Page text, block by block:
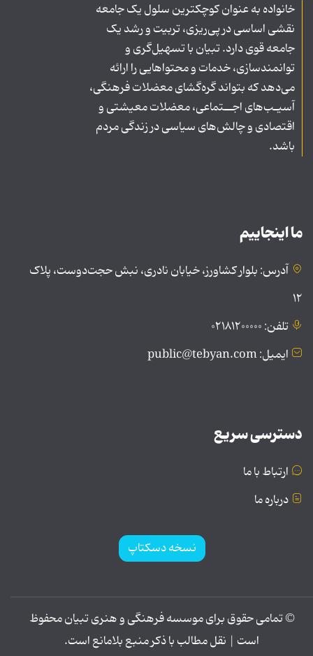
خانواده به عنوان کوچکترین سلول یک جامعه
نقشی اساسی در پی‌ریزی، تربیت و رشد یک
جامعه قوی دارد. تبیان با تسهیل‌گری و
توانمندسازی، خدمات و محتواهایی را ارائه
می‌دهد که بتواند گره‌گشای معضلات فرهنگی،
آسیـب‌های اجــتماعی، معضلات معیشتی و
اقتصادی و چالش‌های سیاسی در زندگی مردم
باشد.
ما اینجاییم
آدرس: بلوار کشاورز، خیابان نادری، نبش حجت‌دوست، پلاک
۱۲
تلفن: ۰۲۱۸۱۲۰۰۰۰۰
ایمیل: public@tebyan.com
دسترسی سریع
ارتباط با ما
درباره ما
نسخه دسکتاپ
© تمامی حقوق برای موسسه فرهنگی و هنری تبیان محفوظ
است | نقل مطالب با ذکر منبع بلامانع است.